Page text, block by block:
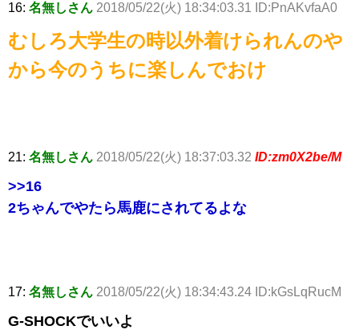
16: 名無しさん 2018/05/22(火) 18:34:03.31 ID:PnAKvfaA0
むしろ大学生の時以外着けられんのや
から今のうちに楽しんでおけ
21: 名無しさん 2018/05/22(火) 18:37:03.32 ID:zm0X2be/M
>>16
2ちゃんでやたら馬鹿にされてるよな
17: 名無しさん 2018/05/22(火) 18:34:43.24 ID:kGsLqRucM
G-SHOCKでいいよ